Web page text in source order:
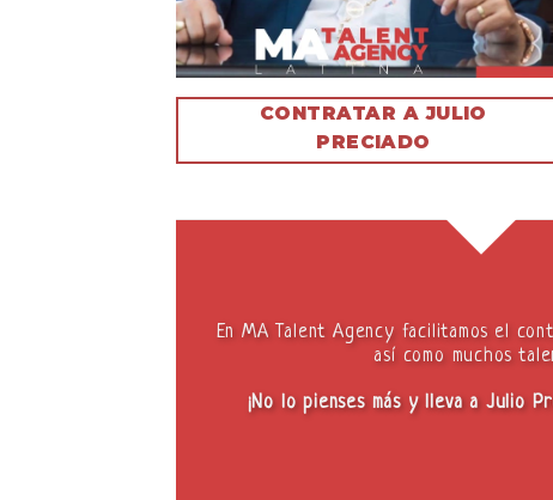
CONTRATAR A JULIO
PRECIADO
En MA Talent Agency facilitamos el
así como muchos
¡No lo pienses más y lleva a Julio